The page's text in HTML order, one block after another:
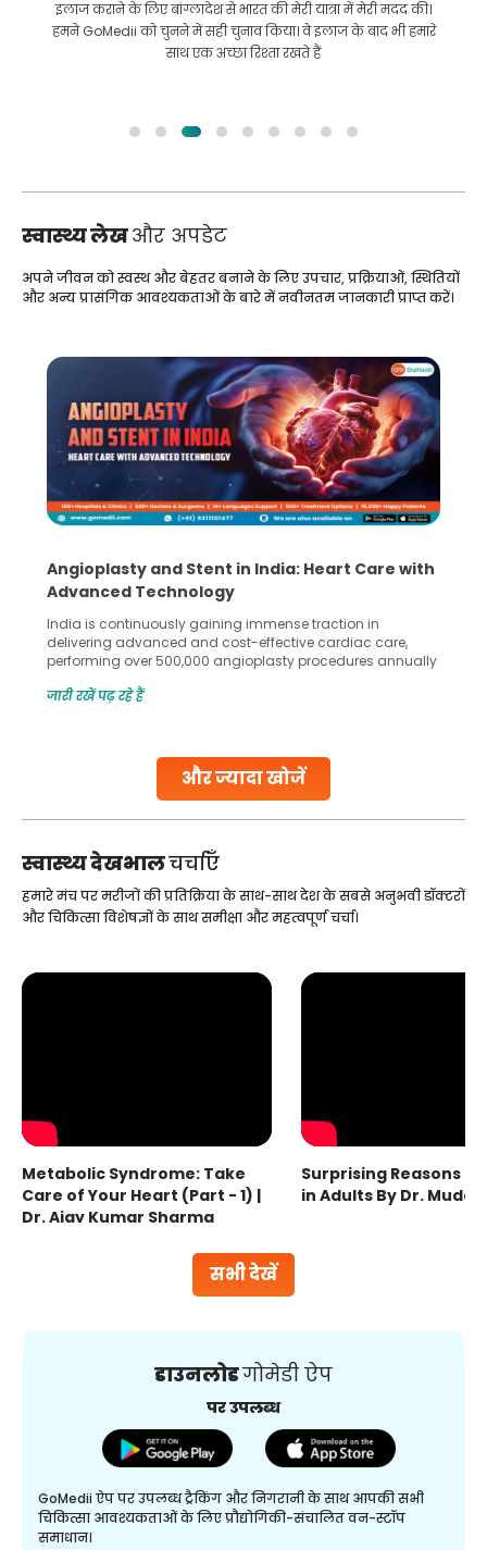
इलाज कराने के लिए बांग्लादेश से भारत की मेरी यात्रा में मेरी मदद की।
हमने GoMedii को चुनने में सही चुनाव किया। वे इलाज के बाद भी हमारे
साथ एक अच्छा रिश्ता रखते हैं
स्वास्थ्य लेखऔर अपडेट
और ज्यादा खोजें
अपने जीवन को स्वस्थ और बेहतर बनाने के लिए उपचार, प्रक्रियाओं, स्थितियों
और अन्य प्रासंगिक आवश्यकताओं के बारे में नवीनतम जानकारी प्राप्त करें।
5 Essential Steps for Effective Human Sperm
Collection and Processing Methods
Human sperm collection and processing are critical steps
in advanced reproductive techniques like In Vitro
Fertilization (IVF) and intrauterine insemination (IUI). These
challenges and help couples achieve their dream of
collected, they process the
जारी रखें पढ़ रहे हैं
स्वास्थ्य देखभालचर्चाएँ
सभी देखें
हमारे मंच पर मरीजों की प्रतिक्रिया के साथ-साथ देश के सबसे अनुभवी डॉक्टरों
और चिकित्सा विशेषज्ञों के साथ समीक्षा और महत्वपूर्ण चर्चा।
Metabolic Syndrome: Take
Care of Your Heart (Part - 1) |
Dr. Ajay Kumar Sharma
Surprising Reasons
in Adults By Dr.
डाउनलोडगोमेडी ऐप
पर उपलब्ध
GoMedii ऐप पर उपलब्ध ट्रैकिंग और निगरानी के साथ आपकी सभी
चिकित्सा आवश्यकताओं के लिए प्रौद्योगिकी-संचालित वन-स्टॉप
समाधान।